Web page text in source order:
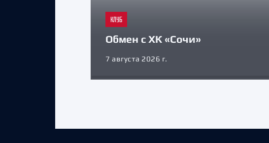
КЛУБ
Обмен с ХК «Сочи»
7 августа 2026 г.